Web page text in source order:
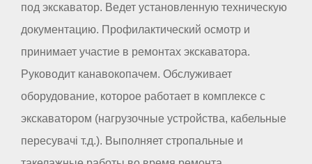
под экскаватор. Ведет установленную техническую
документацию. Профилактический осмотр и
принимает участие в ремонтах экскаватора.
Руководит канавокопачем. Обслуживает
оборудование, которое работает в комплексе с
экскаватором (нагрузочные устройства, кабельные
пересувачі т.д.). Выполняет стропальные и